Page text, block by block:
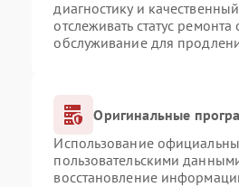
диагностику и
отслеживать статус
обслуживание для
Оригинальные
Использование
пользовательскими
восстановление